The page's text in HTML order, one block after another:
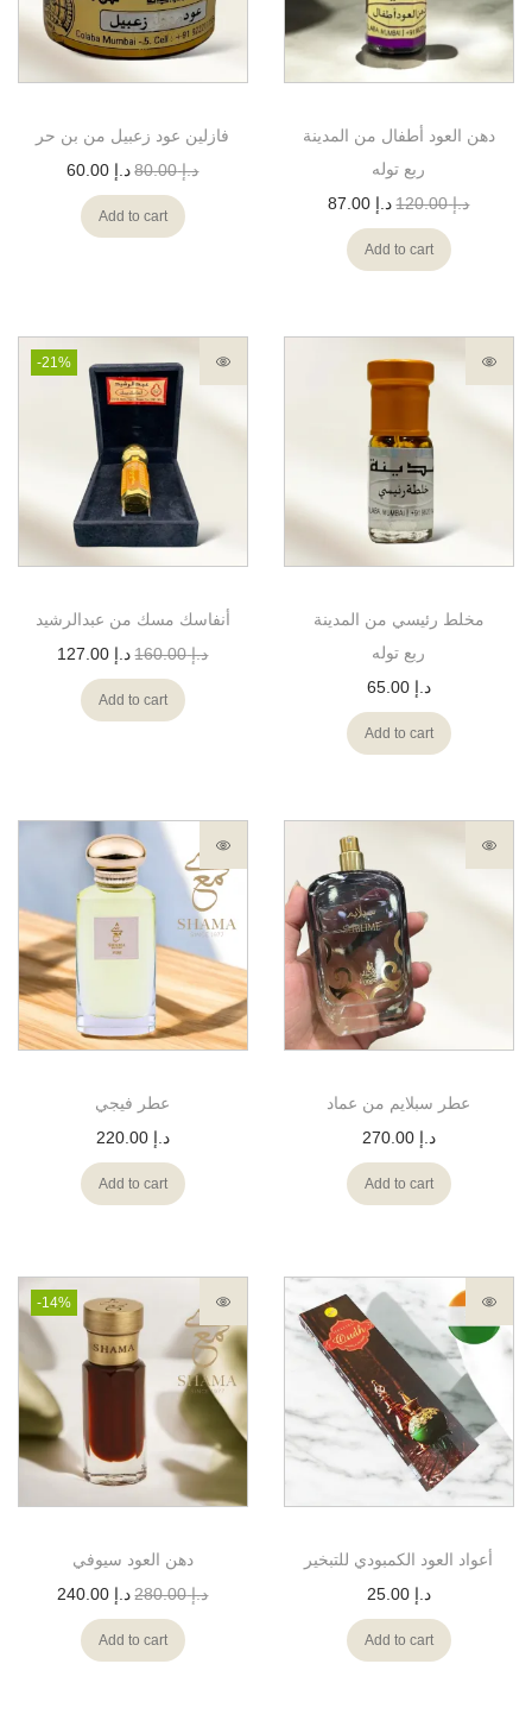
فازلين عود زعبيل من بن حر
د.إ80.00 د.إ
Add to cart
دهن العود أطفال من المدينة
ربع توله
د.إ120.00 د.إ
Add to cart
-21%
أنفاسك مسك من عبدالرشيد
د.إ160.00 د.إ
Add to cart
مخلط رئيسي من المدينة
ربع توله
د.إ 65.00
Add to cart
عطر فيجي
د.إ 220.00
Add to cart
عطر سبلايم من عماد
د.إ 270.00
Add to cart
-14%
دهن العود سيوفي
د.إ280.00 د.إ
Add to cart
أعواد العود الكمبودي للتبخير
د.إ 25.00
Add to cart